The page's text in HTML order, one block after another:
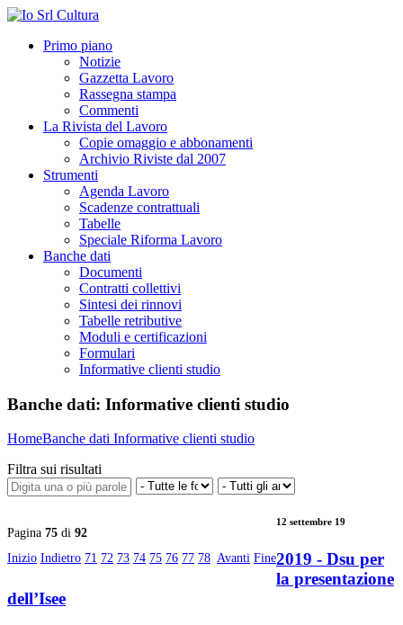
Primo piano
Notizie
Gazzetta Lavoro
Rassegna stampa
Commenti
La Rivista del Lavoro
Copie omaggio e abbonamenti
Archivio Riviste dal 2007
Strumenti
Agenda Lavoro
Scadenze contrattuali
Tabelle
Speciale Riforma Lavoro
Banche dati
Documenti
Contratti collettivi
Sintesi dei rinnovi
Tabelle retributive
Moduli e certificazioni
Formulari
Informative clienti studio
Banche dati: Informative clienti studio
HomeBanche dati Informative clienti studio
Filtra sui risultati
Pagina 75 di 92
Inizio Indietro 71 72 73 74 75 76 77 78 Avanti Fine
12 settembre 19
2019 - Dsu per
la presentazione
dell’Isee